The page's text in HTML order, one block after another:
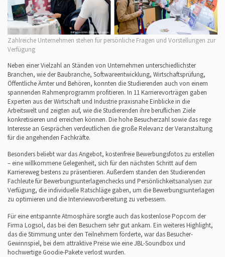
Zahlreiche Unternehmen stehen für persönliche Fragen und Vorstellungen zur
Verfügung
Neben einer Vielzahl an Ständen von Unternehmen unterschiedlichster
Branchen, wie der Baubranche, Softwareentwicklung, Wirtschaftsprüfung,
Öffentliche Ämter und Behören, konnten die Studierenden auch von einem
spannenden Rahmenprogramm profitieren. In 11 Karrierevorträgen gaben
Experten aus der Wirtschaft und Industrie praxisnahe Einblicke in die
Arbeitswelt und zeigten auf, wie die Studierenden ihre beruflichen Ziele
konkretisieren und erreichen können. Die hohe Besucherzahl sowie das rege
Interesse an Gesprächen verdeutlichen die große Relevanz der Veranstaltung
für die angehenden Fachkräfte.
Besonders beliebt war das Angebot, kostenfreie Bewerbungsfotos zu erstellen
– eine willkommene Gelegenheit, sich für den nächsten Schritt auf dem
Karriereweg bestens zu präsentieren. Außerdem standen den Studierenden
Fachleute für Bewerbungsunterlagenchecks und Persönlichkeitsanalysen zur
Verfügung, die individuelle Ratschläge gaben, um die Bewerbungsunterlagen
zu optimieren und die Interviewvorbereitung zu verbessern.
Für eine entspannte Atmosphäre sorgte auch das kostenlose Popcorn der
Firma Logsol, das bei den Besuchern sehr gut ankam. Ein weiteres Highlight,
das die Stimmung unter den Teilnehmern förderte, war das Besucher-
Gewinnspiel, bei dem attraktive Preise wie eine JBL-Soundbox und
hochwertige Goodie-Pakete verlost wurden.